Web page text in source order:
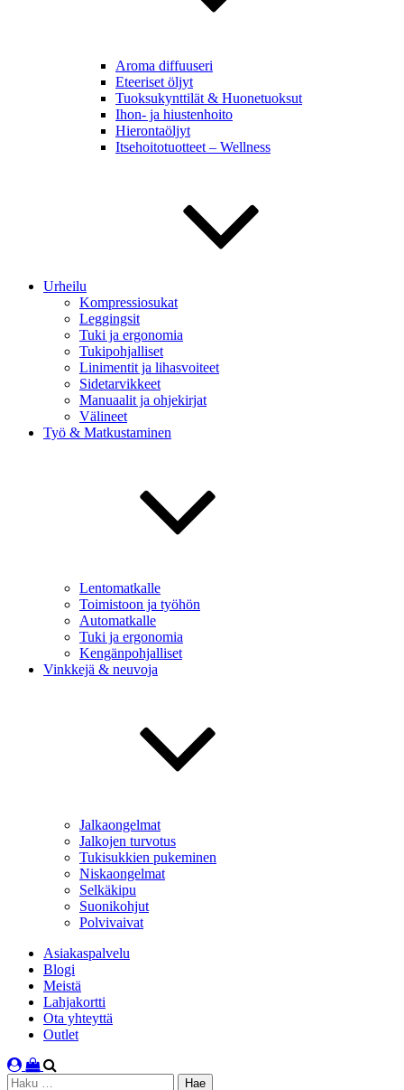
Aroma diffuuseri
Eteeriset öljyt
Tuoksukynttilät & Huonetuoksut
Ihon- ja hiustenhoito
Hierontaöljyt
Itsehoitotuotteet – Wellness
Urheilu
Kompressiosukat
Leggingsit
Tuki ja ergonomia
Tukipohjalliset
Linimentit ja lihasvoiteet
Sidetarvikkeet
Manuaalit ja ohjekirjat
Välineet
Työ & Matkustaminen
Lentomatkalle
Toimistoon ja työhön
Automatkalle
Tuki ja ergonomia
Kengänpohjalliset
Vinkkejä & neuvoja
Jalkaongelmat
Jalkojen turvotus
Tukisukkien pukeminen
Niskaongelmat
Selkäkipu
Suonikohjut
Polvivaivat
Asiakaspalvelu
Blogi
Meistä
Lahjakortti
Ota yhteyttä
Outlet
Haku: